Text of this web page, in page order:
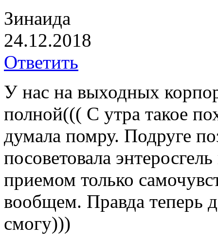
Зинаида
24.12.2018
Ответить
У нас на выходных
полной((( С утра такое
думала помру. Подруге
посоветовала
приемом только
вообщем. Правда теперь
смогу)))